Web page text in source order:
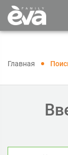
Главная